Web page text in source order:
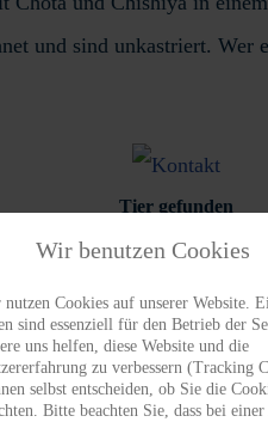
und sind unkastriert. Wer
Tier gefunden
Wir benutzen Cookies
nutzen Cookies auf unserer Website.
sind essenziell für den Betrieb der
uns helfen, diese Website und die
zu verbessern (Tracking
selbst entscheiden, ob Sie die
Bitte beachten Sie, dass bei